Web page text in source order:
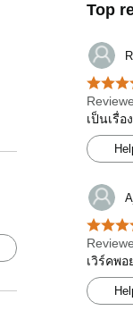
Top
เป็นเรื่
เวิร์คพ